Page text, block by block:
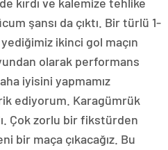
şansı da çıktı. Bir türlü 1-
yediğimiz ikinci gol maçın
olarak performans
iyisini yapmamız
ediyorum. Karagümrük
Çok zorlu bir fikstürden
bir maça çıkacağız. Bu